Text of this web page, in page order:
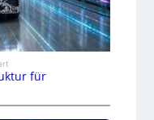
für